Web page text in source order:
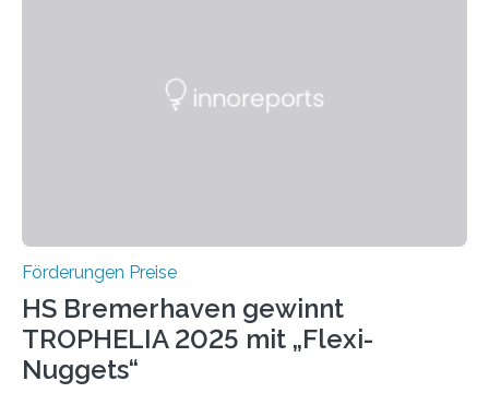
Foundation, des BIAL Award in Biomedicine ist in
Förderungen Preise
HS Bremerhaven gewinnt
TROPHELIA 2025 mit „Flexi-
Nuggets“